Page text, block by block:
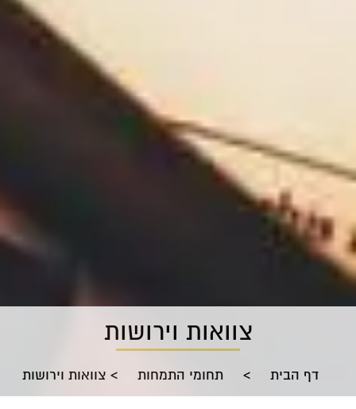
צוואות וירושות
דף הבית > תחומי התמחות > צוואות וירושות